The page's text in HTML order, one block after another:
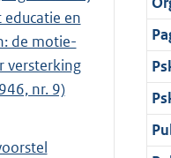
en
de motie-
versterking
nr. 9)